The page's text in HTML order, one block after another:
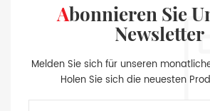
Abonnieren Sie Unseren
Newsletter
Melden Sie sich für unseren
Holen Sie sich die neuesten